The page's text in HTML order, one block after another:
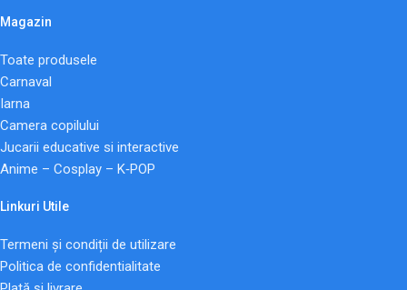
Magazin
Toate produsele
Carnaval
Iarna
Camera copilului
Jucarii educative si interactive
Anime – Cosplay – K‑POP
Linkuri Utile
Termeni și condiții de utilizare
Politica de confidentialitate